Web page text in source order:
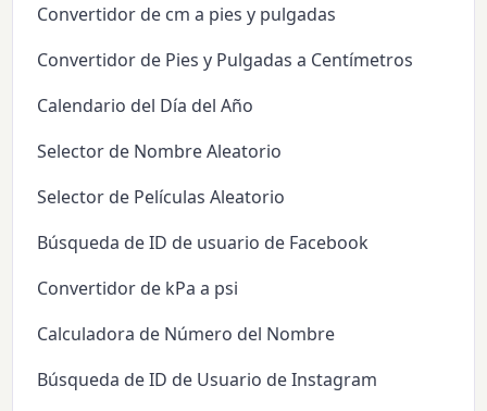
Convertidor de cm a pies y pulgadas
Convertidor de Pies y Pulgadas a Centímetros
Calendario del Día del Año
Selector de Nombre Aleatorio
Selector de Películas Aleatorio
Búsqueda de ID de usuario de Facebook
Convertidor de kPa a psi
Calculadora de Número del Nombre
Búsqueda de ID de Usuario de Instagram